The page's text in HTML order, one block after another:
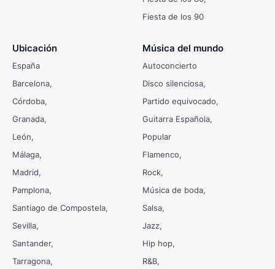
Fiesta de los 90
Ubicación
España
Barcelona
Córdoba
Granada
León
Málaga
Madrid
Pamplona
Santiago de Compostela
Sevilla
Santander
Tarragona
Música del mundo
Autoconcierto
Disco silenciosa
Partido equivocado
Guitarra Española
Popular
Flamenco
Rock
Música de boda
Salsa
Jazz
Hip hop
R&B